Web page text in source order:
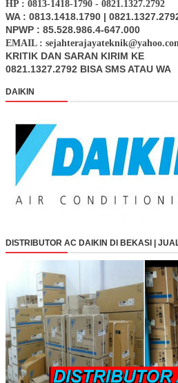
HP : 0813-1418-1790 - 0821.1327.2792
WA : 0813.1418.1790 |
NPWP : 85.528.986.4-647.000
EMAIL :
KRITIK DAN SARAN KIRIM KE
0821.1327.2792 BISA SMS ATAU WA
DAIKIN
DISTRIBUTOR AC DAIKIN DI BEKASI |